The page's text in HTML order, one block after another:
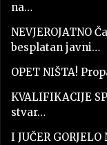
na…
NEVJEROJATNO
besplatan javni…
OPET NIŠTA!
KVALIFIKACIJE
stvar…
I JUČER